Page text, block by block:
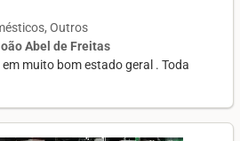
Outros
Abel de Freitas
muito bom estado geral . Toda